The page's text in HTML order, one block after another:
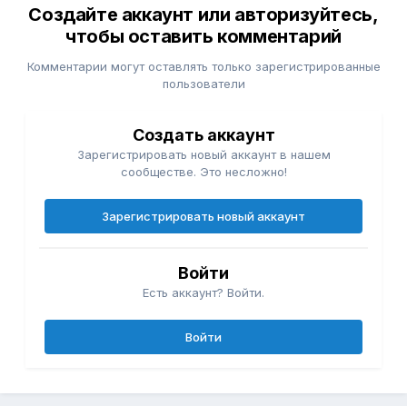
Создайте аккаунт или авторизуйтесь,
чтобы оставить комментарий
Комментарии могут оставлять только зарегистрированные
пользователи
Создать аккаунт
Зарегистрировать новый аккаунт в нашем
сообществе. Это несложно!
Зарегистрировать новый аккаунт
Войти
Есть аккаунт? Войти.
Войти